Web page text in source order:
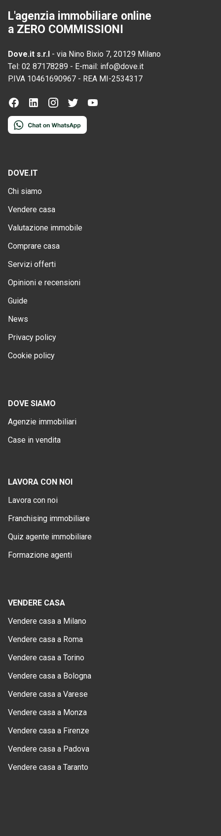
L'agenzia immobiliare online
a ZERO COMMISSIONI
Dove.it s.r.l - via Nino Bixio 7, 20129 Milano
Tel: 02 87178289 - E-mail: info@dove.it
P.IVA 10461690967 - REA MI-2534317
DOVE.IT
Chi siamo
Vendere casa
Valutazione immobile
Comprare casa
Servizi offerti
Opinioni e recensioni
Guide
News
Privacy policy
Cookie policy
DOVE SIAMO
Agenzie immobiliari
Case in vendita
LAVORA CON NOI
Lavora con noi
Franchising immobiliare
Quiz agente immobiliare
Formazione agenti
VENDERE CASA
Vendere casa a Milano
Vendere casa a Roma
Vendere casa a Torino
Vendere casa a Bologna
Vendere casa a Varese
Vendere casa a Monza
Vendere casa a Firenze
Vendere casa a Padova
Vendere casa a Taranto